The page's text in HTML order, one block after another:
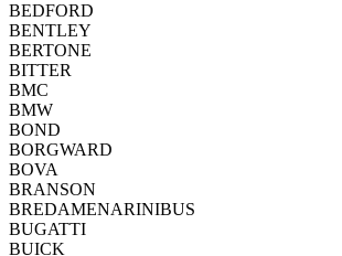
BEDFORD
BENTLEY
BERTONE
BITTER
BMC
BMW
BOND
BORGWARD
BOVA
BRANSON
BREDAMENARINIBUS
BUGATTI
BUICK